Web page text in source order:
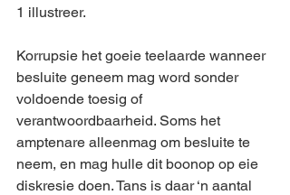
1 illustreer.
Korrupsie het goeie teelaarde wanneer
besluite geneem mag word sonder
voldoende toesig of
verantwoordbaarheid. Soms het
amptenare alleenmag om besluite te
neem, en mag hulle dit boonop op eie
diskresie doen. Tans is daar ‘n aantal